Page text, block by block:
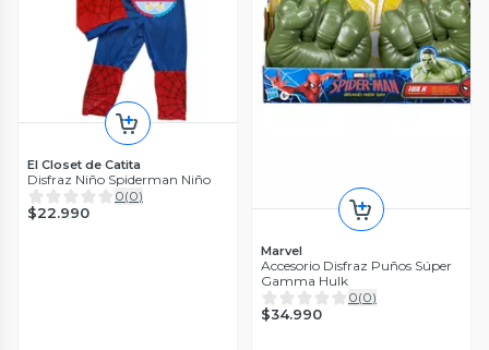
El Closet de Catita
Disfraz Niño Spiderman Niño
0(0)
$22.990
Marvel
Accesorio Disfraz Puños Súper
Gamma Hulk
0(0)
$34.990